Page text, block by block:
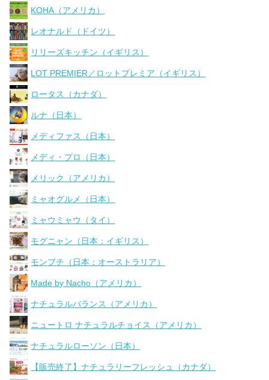
KOHA（アメリカ）
レオナルド（ドイツ）
リリーズキッチン（イギリス）
LOT PREMIER／ロットプレミア（イギリス）
ロータス（カナダ）
ルナ（日本）
メディファス（日本）
メディ・プロ（日本）
メリック（アメリカ）
ミャオグルメ（日本）
ミャウミャウ（タイ）
モグニャン（日本：イギリス）
モンプチ（日本：オーストラリア）
Made by Nacho（アメリカ）
ナチュラルバランス（アメリカ）
ニュートロ ナチュラルチョイス（アメリカ）
ナチュラルローソン（日本）
【販売終了】ナチュラリーフレッシュ（カナダ）